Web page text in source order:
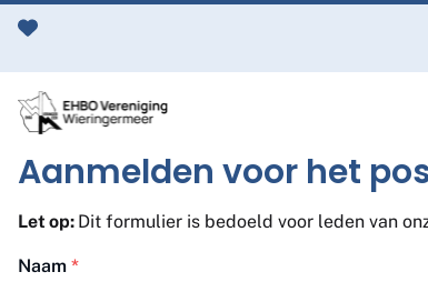
Ga naar de inhoud
Aanmelden voor het
Let op: Dit formulier is bedoeld voor leden van
Naam *